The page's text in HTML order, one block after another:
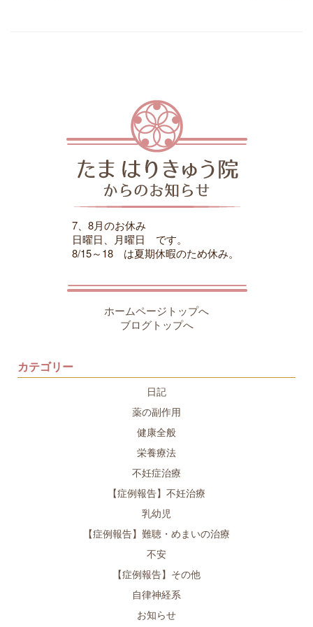
7、8月のお休み
日曜日、月曜日 です。
8/15～18 は夏期休暇のため休み。
ホームページトップへ
ブログトップへ
カテゴリー
日記
薬の副作用
健康全般
栄養療法
不妊症治療
【症例報告】不妊治療
乳幼児
【症例報告】難聴・めまいの治療
不安
【症例報告】その他
自律神経系
お知らせ